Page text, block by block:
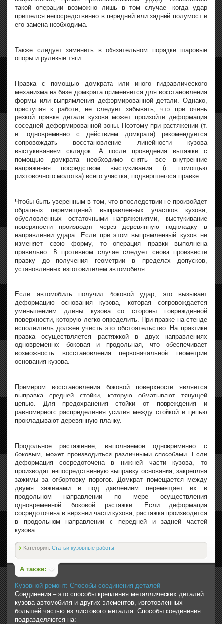
такой операции возможно лишь в том случае, когда удар
пришелся непосредственно в передний или задний полумост и
его замена необходима.
Также следует заменить в обязательном порядке шаровые
опоры и рулевые тяги.
Правка с помощью домкрата или иного гидравлического
механизма на базе домкрата применяется для восстановления
формы или выпрямления деформированной детали. Однако,
приступая к работе, не следует забывать, что при очень
резкой правке детали кузова может произойти деформация
соседней деформированной зоны. Поэтому при растяжении (т.
е. одновременно с действием домкрата) рекомендуется
сопровождать восстановление линейности кузова
выстукиванием складок. А после проведения вытяжки с
помощью домкрата необходимо снять все внутренние
напряжения посредством выстукивания (с помощью
рихтовочного молотка) всего участка, подвергшегося правке.
Чтобы быть уверенным в том, что впоследствии не произойдет
обратных перемещений выправленных участков кузова,
обусловленных остаточными напряжениями, выстукивание
поверхности производят через деревянную подкладку в
направлении удара. Если при этом выпрямленный кузов не
изменяет свою форму, то операция правки выполнена
правильно. В противном случае следует снова произвести
правку до получения геометрии в пределах допусков,
установленных изготовителем автомобиля.
Если автомобиль получил боковой удар, это вызывает
деформацию основания кузова, которая сопровождается
уменьшением длины кузова со стороны поврежденной
поверхности, которую легко определить. При правке на стенде
исполнитель должен учесть это обстоятельство. На практике
правка осуществляется растяжкой в двух направлениях
одновременно: боковая и продольная, что обеспечивает
возможность восстановления первоначальной геометрии
основания кузова.
Примером восстановления боковой поверхности является
выправка средней стойки, которую обматывают тянущей
цепью. Для предохранения стойки от повреждения и
равномерного распределения усилия между стойкой и цепью
прокладывают деревянную планку.
Продольное растяжение, выполняемое одновременно с
боковым, может производиться различными способами. Если
деформация сосредоточена в нижней части кузова, то
производят непосредственную выправку основания, закрепляя
зажимы за отбортовку порогов. Домкрат помещается между
двумя зажимами и под давлением перемещает их в
продольном направлении по мере осуществления
одновременной боковой растяжки. Если деформация
сосредоточена в верхней части кузова, растяжка производится
в продольном направлении с передней и задней частей
кузова.
Категория: Статьи кузовные работы
А также:
Кузовной ремонт: Способы соединения деталей
Соединения – это способы крепления металлических деталей
кузова автомобиля и других элементов, изготовленных
большей частью из листового металла. Способы соединения
подразделяются на: